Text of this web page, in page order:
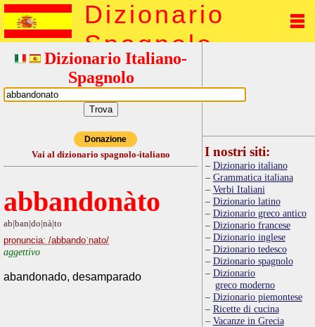
Dizionario
Spagnolo
Dizionario Italiano-
Spagnolo
Donazione
Vai al dizionario spagnolo-italiano
abbandonàto
ab|ban|do|nà|to
pronuncia: /abbandoˈnato/
aggettivo
abandonado, desamparado
I nostri siti:
Dizionario italiano
Grammatica italiana
Verbi Italiani
Dizionario latino
Dizionario greco antico
Dizionario francese
Dizionario inglese
Dizionario tedesco
Dizionario spagnolo
Dizionario
greco moderno
Dizionario piemontese
Ricette di cucina
Vacanze in Grecia